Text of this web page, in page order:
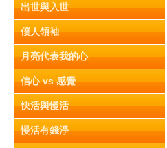
出世與入世
僕人領袖
月亮代表我的心
信心 vs 感覺
快活與慢活
慢活有錢淨